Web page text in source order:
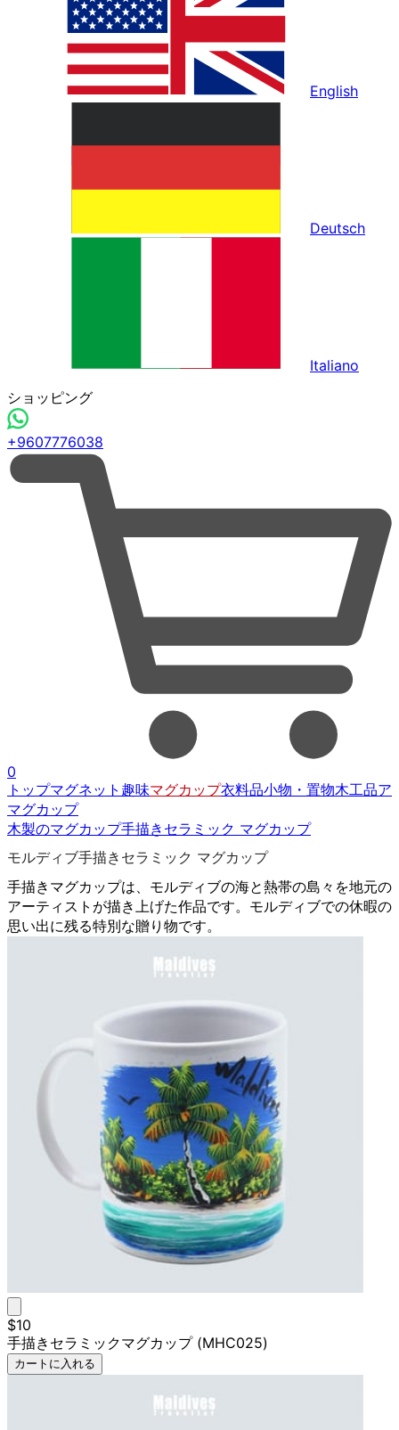
English
Deutsch
Italiano
ショッピング
+9607776038
0
トップマグネット 趣味マグカップ衣料品小物・置物木工品ア
マグカップ
木製のマグカップ手描きセラミック マグカップ
モルディブ手描きセラミック マグカップ
手描きマグカップは、モルディブの海と熱帯の島々を地元の
アーティストが描き上げた作品です。モルディブでの休暇の
思い出に残る特別な贈り物です。
$10
手描きセラミックマグカップ (MHC025)
カートに入れる